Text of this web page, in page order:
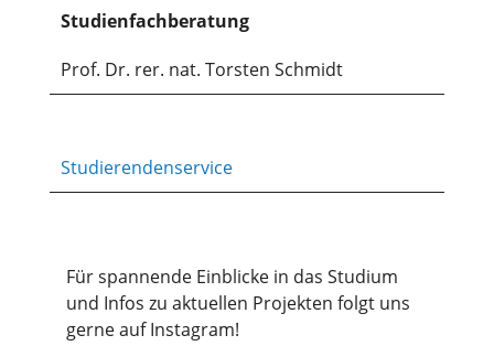
Studienfachberatung
Prof. Dr. rer. nat. Torsten Schmidt
Studierendenservice
Für spannende Einblicke in das Studium
und Infos zu aktuellen Projekten folgt uns
gerne auf Instagram!